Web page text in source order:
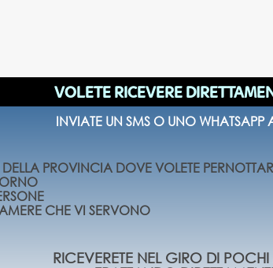
INVIATE UN SMS O UNO
PROVINCIA DOVE VOLETE
CHE VI SERVONO
RICEVERETE NEL GIRO DI
VOLETE RICEVERE